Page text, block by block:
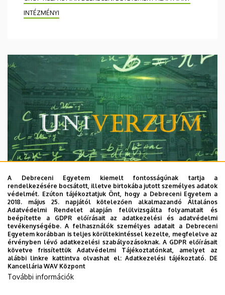
INTÉZMÉNYI
2026. augusztus 7.
Univerzum: A Debreceni Egyetem
titkos receptjei
KUTATÁS TUDOMÁNY
A Debreceni Egyetem kiemelt fontosságúnak tartja a
rendelkezésére bocsátott, illetve birtokába jutott személyes adatok
védelmét. Ezúton tájékoztatjuk Önt, hogy a Debreceni Egyetem a
2018. május 25. napjától kötelezően alkalmazandó Általános
Adatvédelmi Rendelet alapján felülvizsgálta folyamatait és
beépítette a GDPR előírásait az adatkezelési és adatvédelmi
tevékenységébe. A felhasználók személyes adatait a Debreceni
Egyetem korábban is teljes körültekintéssel kezelte, megfelelve az
érvényben lévő adatkezelési szabályozásoknak. A GDPR előírásait
követve frissítettük Adatvédelmi Tájékoztatónkat, amelyet az
alábbi linkre kattintva olvashat el:Adatkezelési tájékoztató. DE
Kancellária WAV Központ
További információk